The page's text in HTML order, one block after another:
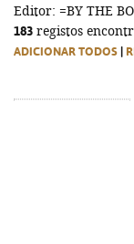
Editor: =BY THE
183 registos
ADICIONAR TODOS